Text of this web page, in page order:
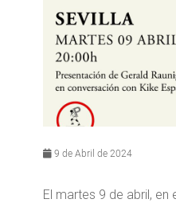
9 de Abril de 2024
El martes 9 de abril, en